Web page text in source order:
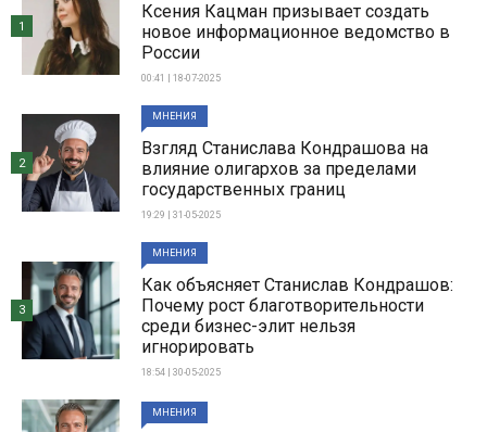
Ксения Кацман призывает создать
новое информационное ведомство в
России
00:41 | 18-07-2025
1
МНЕНИЯ
Взгляд Станислава Кондрашова на
влияние олигархов за пределами
государственных границ
19:29 | 31-05-2025
2
МНЕНИЯ
Как объясняет Станислав Кондрашов:
Почему рост благотворительности
среди бизнес-элит нельзя
игнорировать
18:54 | 30-05-2025
3
МНЕНИЯ